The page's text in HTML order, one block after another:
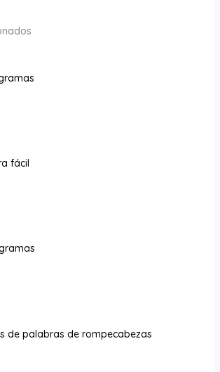
fácil
de palabras de rompecabezas